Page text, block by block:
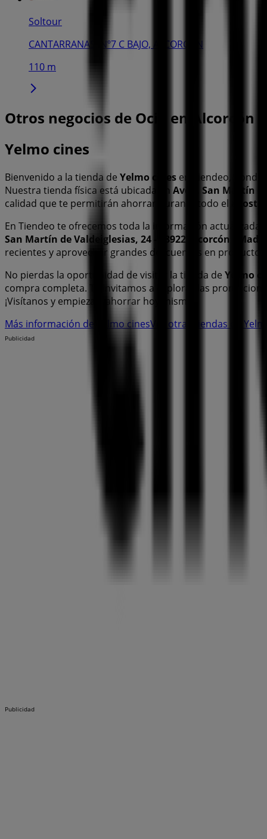
Soltour
CANTARRANAS, Nº7 C BAJO, ALCORCON
110 m
Otros negocios de Ocio en Alcorcón
Yelmo cines
Bienvenido a la tienda de Yelmo cines en Tiendeo,
Nuestra tienda física está ubicada en Avda. San Martín
calidad que te permitirán ahorrar durante todo el
En Tiendeo te ofrecemos toda la información actualizada
San Martín de Valdeiglesias, 24 - 28922 Alcorcón -
recientes y aprovechar grandes descuentos en
No pierdas la oportunidad de visitar la tienda de Yelmo
compra completa. Te invitamos a explorar las
¡Visítanos y empieza a ahorrar hoy mismo!
Más información de Yelmo cinesVer otras tiendas de
Publicidad
Publicidad